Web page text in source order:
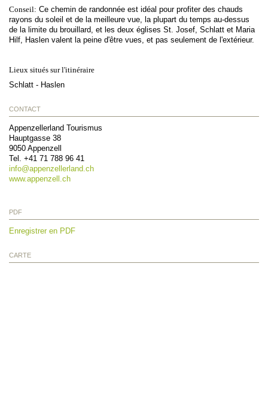
Conseil: Ce chemin de randonnée est idéal pour profiter des chauds
rayons du soleil et de la meilleure vue, la plupart du temps au-dessus
de la limite du brouillard, et les deux églises St. Josef, Schlatt et Maria
Hilf, Haslen valent la peine d'être vues, et pas seulement de l'extérieur.
Lieux situés sur l'itinéraire
Schlatt - Haslen
CONTACT
Appenzellerland Tourismus
Hauptgasse 38
9050 Appenzell
Tel. +41 71 788 96 41
info@appenzellerland.ch
www.appenzell.ch
PDF
Enregistrer en PDF
CARTE